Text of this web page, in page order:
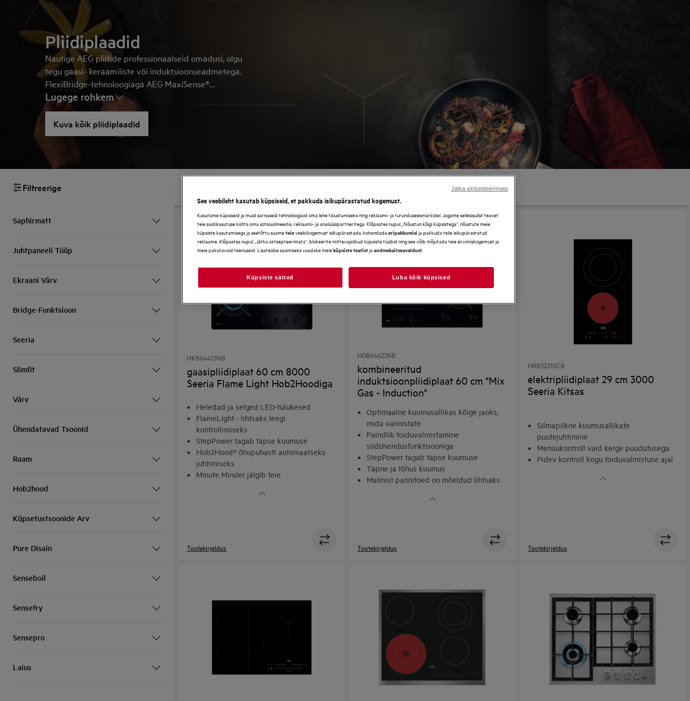
Pliidiplaadid
Nautige AEG pliitide professionaalseid omadusi, olgu
tegu gaasi- keraamiliste või induktsioonseadmetega.
FlexiBridge-tehnoloogiaga AEG MaxiSense®
induktsioonpliitvõimaldab teil oma toiduvalmistamisala
ise kujundada, luues kuni neljast osast kombineeritava
üheainsa ühtlase kuumusega tsooni.
Lugege rohkem
Kuva kõik pliidiplaadid
Filtreerige
Saphirmatt
Juhtpaneeli Tüüp
Ekraani Värv
Bridge-Funktsioon
Seeria
Slimfit
Värv
Ühendatavad Tsoonid
Raam
Hob2hood
Küpsetustsoonide Arv
Pure Disain
Senseboil
Sensefry
Sensepro
Laius
HKB64453NB
gaasipliidiplaat 60 cm 8000
Seeria Flame Light Hob2Hoodiga
Heledad ja selged LED-tulukesed
FlameLight - lihtsaks leegi
kontrollimiseks
StepPower tagab täpse kuumuse
Hob2Hood® õhupuhasti automaatseks
juhtimiseks
Minute Minder jälgib teie
Tootekirjeldus
HDB64623NB
kombineeritud
induktsioonpliidiplaat 60 cm "Mix
Gas - Induction"
Optimaalne kuumusallikas kõige jaoks,
mida valmistate
Paindlik toiduvalmistamine
sildühendusfunktsiooniga
StepPower tagab täpse kuumuse
Täpne ja tõhus kuumus
Malmist pannitoed on mõeldud lihtsaks
Tootekirjeldus
HRB32310CB
elektripliidiplaat 29 cm 3000
Seeria Kitsas
Silmapilkne kuumusallikate
puutejuhtimine
Menüükontroll vaid kerge puudutusega
Pidev kontroll kogu toiduvalmistuse ajal
Tootekirjeldus
See veebileht kasutab küpsiseid, et pakkuda isikupärastatud kogemust.
Kasutame küpsiseid ja muid sarnaseid tehnoloogiaid oma lehe täiustamiseks ning reklaami- ja turunduseesmärkidel. Jagame sellesisulist teavet
teie saidikasutuse kohta oma sotsiaalmeedia, reklaami- ja analüüsipartneritega. Klõpsates nupul „Nõustun kõigi küpsistega“, nõustute meie
küpsiste kasutamisega ja seetõttu saameteieveebikogemust isikupärastada, kohandadaeripakkumisi ja pakkuda teile isikupärastatud
reklaame. Klõpsates nupul „Jätka aktsepteerimata“, blokeerite mittevajalikud küpsiste tüübid ning see võib mõjutada teie sirvimiskogemust ja
meie pakutavaid teenuseid. Lisateabe saamiseks vaadake meieküpsiste teatistjaandmekaitseavaldust
Küpsiste sätted Luba kõik küpsised
Jätka aktsepteerimata